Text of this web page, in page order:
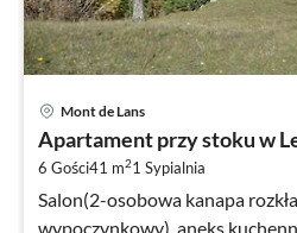
Mont de Lans
Apartament przy stoku w
6 Gości41 m21 Sypialnia
Salon(2-osobowa kanapa
wypoczynkowy), aneks